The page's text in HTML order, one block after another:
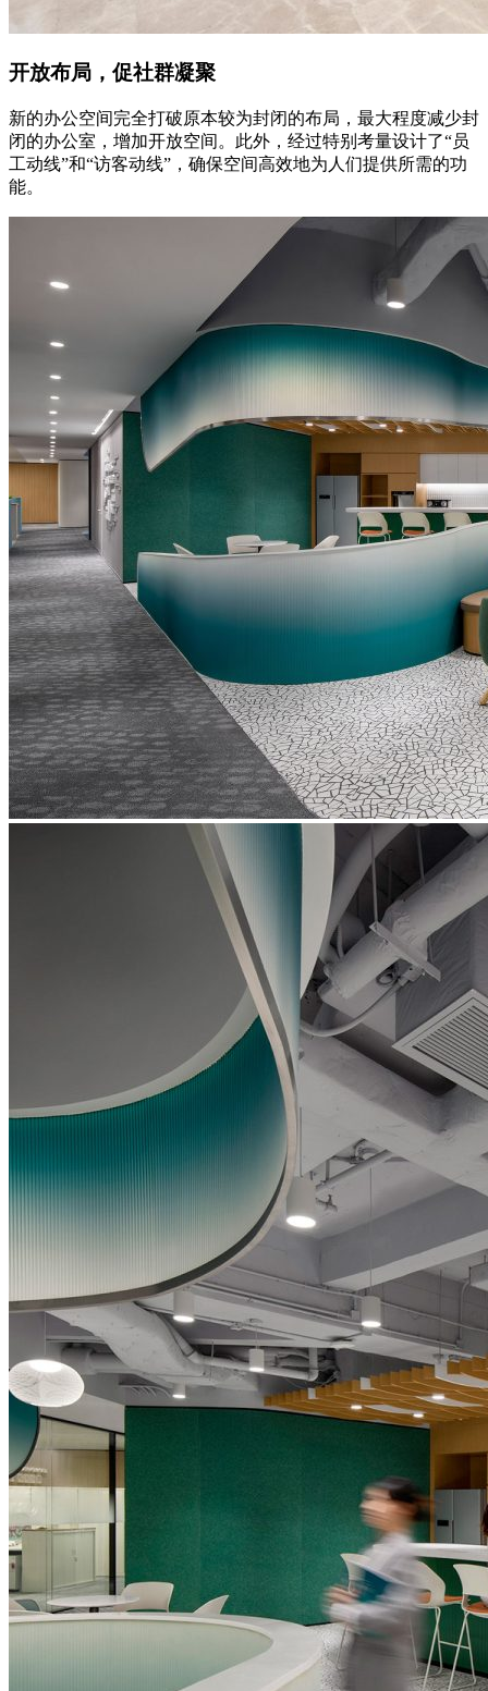
开放布局，促社群凝聚
新的办公空间完全打破原本较为封闭的布局，最大程度减少封
闭的办公室，增加开放空间。此外，经过特别考量设计了“员
工动线”和“访客动线”，确保空间高效地为人们提供所需的功
能。